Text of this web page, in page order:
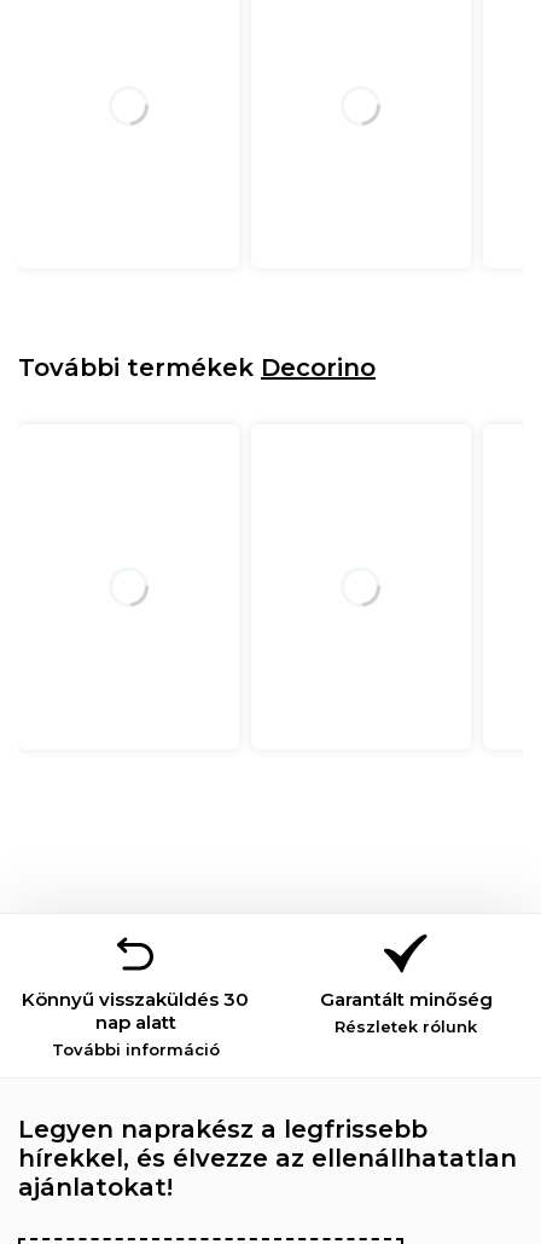
További termékek Decorino
Könnyű visszaküldés 30
nap alatt
További információ
Garantált minőség
Részletek rólunk
Legyen naprakész a legfrissebb
hírekkel, és élvezze az ellenállhatatlan
ajánlatokat!